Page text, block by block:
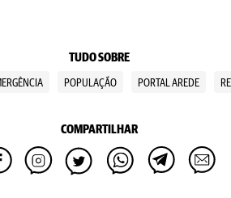
TUDO SOBRE
POPULAÇÃO PORTAL AREDE
COMPARTILHAR